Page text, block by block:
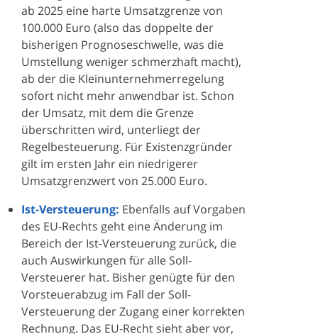
ab 2025 eine harte Umsatzgrenze von
100.000 Euro (also das doppelte der
bisherigen Prognoseschwelle, was die
Umstellung weniger schmerzhaft macht),
ab der die Kleinunternehmerregelung
sofort nicht mehr anwendbar ist. Schon
der Umsatz, mit dem die Grenze
überschritten wird, unterliegt der
Regelbesteuerung. Für Existenzgründer
gilt im ersten Jahr ein niedrigerer
Umsatzgrenzwert von 25.000 Euro.
Ist-Versteuerung: Ebenfalls auf Vorgaben
des EU-Rechts geht eine Änderung im
Bereich der Ist-Versteuerung zurück, die
auch Auswirkungen für alle Soll-
Versteuerer hat. Bisher genügte für den
Vorsteuerabzug im Fall der Soll-
Versteuerung der Zugang einer korrekten
Rechnung. Das EU-Recht sieht aber vor,